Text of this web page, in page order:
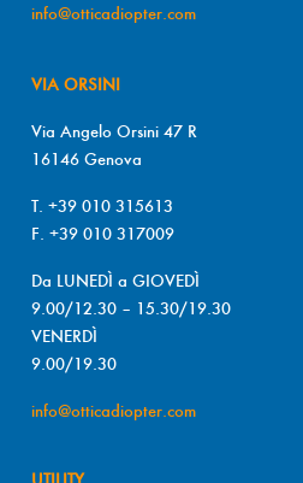
info@otticadiopter.com
VIA ORSINI
Via Angelo Orsini 47 R
16146 Genova
T. +39 010 315613
F. +39 010 317009
Da LUNEDÌ a GIOVEDÌ
9.00/12.30 – 15.30/19.30
VENERDÌ
9.00/19.30
info@otticadiopter.com